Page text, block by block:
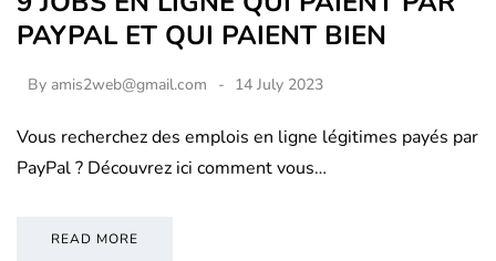
PAYPAL ET QUI PAIENT BIEN
By amis2web@gmail.com 14 July 2023
Vous recherchez des emplois en ligne légitimes payés par
PayPal ? Découvrez ici comment vous…
READ MORE